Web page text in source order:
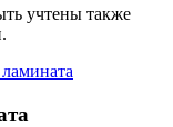
учтены также